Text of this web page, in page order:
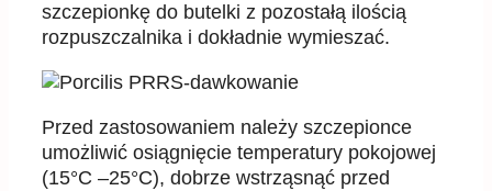
szczepionkę do butelki z pozostałą ilością
rozpuszczalnika i dokładnie wymieszać.
Przed zastosowaniem należy szczepionce
umożliwić osiągnięcie temperatury pokojowej
(15°C –25°C), dobrze wstrząsnąć przed